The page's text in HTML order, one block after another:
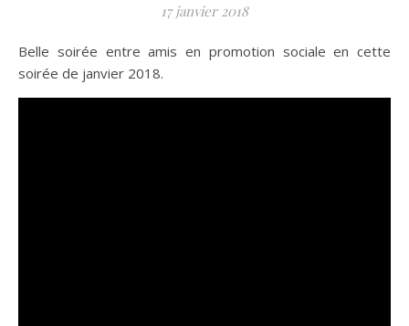
17 janvier 2018
Belle soirée entre amis en promotion sociale en cette
soirée de janvier 2018.